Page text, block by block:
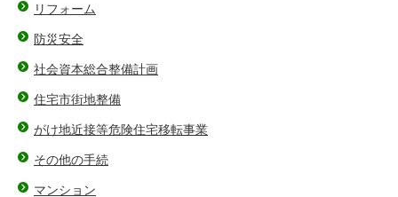
リフォーム
防災安全
社会資本総合整備計画
住宅市街地整備
がけ地近接等危険住宅移転事業
その他の手続
マンション